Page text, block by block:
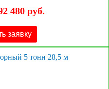
480 руб.
заявку